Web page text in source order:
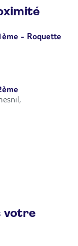
- Roquette
votre